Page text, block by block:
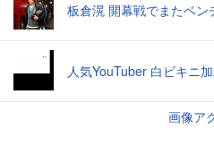
板倉滉 開幕戦でまたベン
人気YouTuber 白ビキニ
画像ア